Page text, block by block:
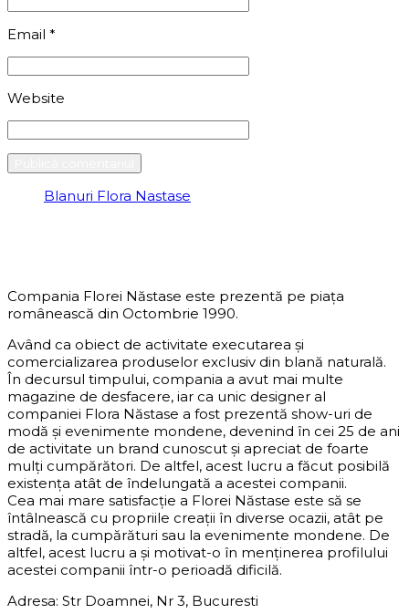
Email *
Website
Blanuri Flora Nastase
Compania Florei Năstase este prezentă pe piața
românească din Octombrie 1990.
Având ca obiect de activitate executarea și
comercializarea produselor exclusiv din blană naturală.
În decursul timpului, compania a avut mai multe
magazine de desfacere, iar ca unic designer al
companiei Flora Năstase a fost prezentă show-uri de
modă și evenimente mondene, devenind în cei 25 de ani
de activitate un brand cunoscut și apreciat de foarte
mulți cumpărători. De altfel, acest lucru a făcut posibilă
existența atât de îndelungată a acestei companii.
Cea mai mare satisfacție a Florei Năstase este să se
întâlnească cu propriile creații în diverse ocazii, atât pe
stradă, la cumpărături sau la evenimente mondene. De
altfel, acest lucru a și motivat-o în menținerea profilului
acestei companii într-o perioadă dificilă.
Adresa: Str Doamnei, Nr 3, Bucuresti